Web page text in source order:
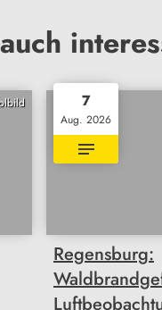
7
Aug. 2026
Regensburg: